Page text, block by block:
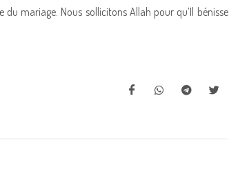
mariage. Nous sollicitons Allah pour qu’Il bénisse